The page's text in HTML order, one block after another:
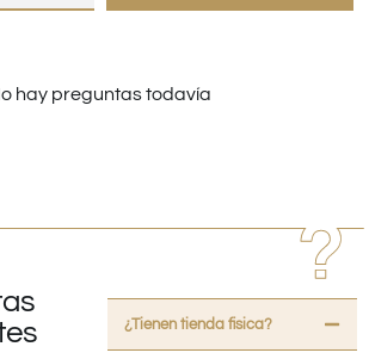
hay preguntas todavía
¿Tienen tienda fisica?